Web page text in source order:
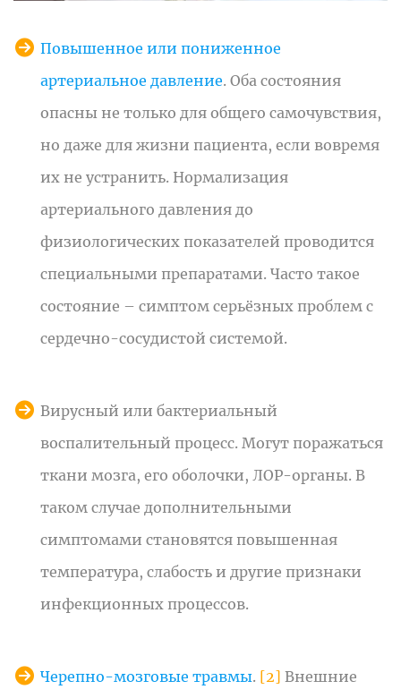
Повышенное или пониженное
артериальное давление. Оба состояния
опасны не только для общего самочувствия,
но даже для жизни пациента, если вовремя
их не устранить. Нормализация
артериального давления до
физиологических показателей проводится
специальными препаратами. Часто такое
состояние – симптом серьёзных проблем с
сердечно-сосудистой системой.
Вирусный или бактериальный
воспалительный процесс. Могут поражаться
ткани мозга, его оболочки, ЛОР-органы. В
таком случае дополнительными
симптомами становятся повышенная
температура, слабость и другие признаки
инфекционных процессов.
Черепно-мозговые травмы. [2] Внешние